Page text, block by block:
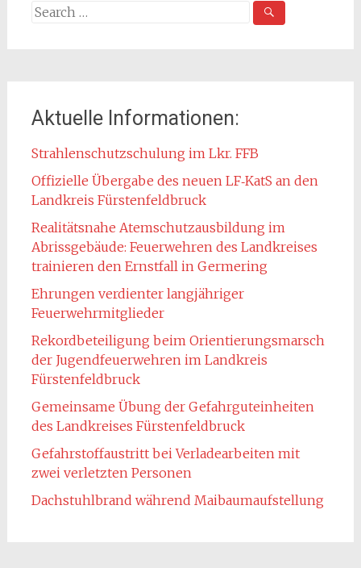
Search
Aktuelle Informationen:
Strahlenschutzschulung im Lkr. FFB
Offizielle Übergabe des neuen LF‑KatS an den
Landkreis Fürstenfeldbruck
Realitätsnahe Atemschutzausbildung im
Abrissgebäude: Feuerwehren des Landkreises
trainieren den Ernstfall in Germering
Ehrungen verdienter langjähriger
Feuerwehrmitglieder
Rekordbeteiligung beim Orientierungsmarsch
der Jugendfeuerwehren im Landkreis
Fürstenfeldbruck
Gemeinsame Übung der Gefahrguteinheiten
des Landkreises Fürstenfeldbruck
Gefahrstoffaustritt bei Verladearbeiten mit
zwei verletzten Personen
Dachstuhlbrand während Maibaumaufstellung